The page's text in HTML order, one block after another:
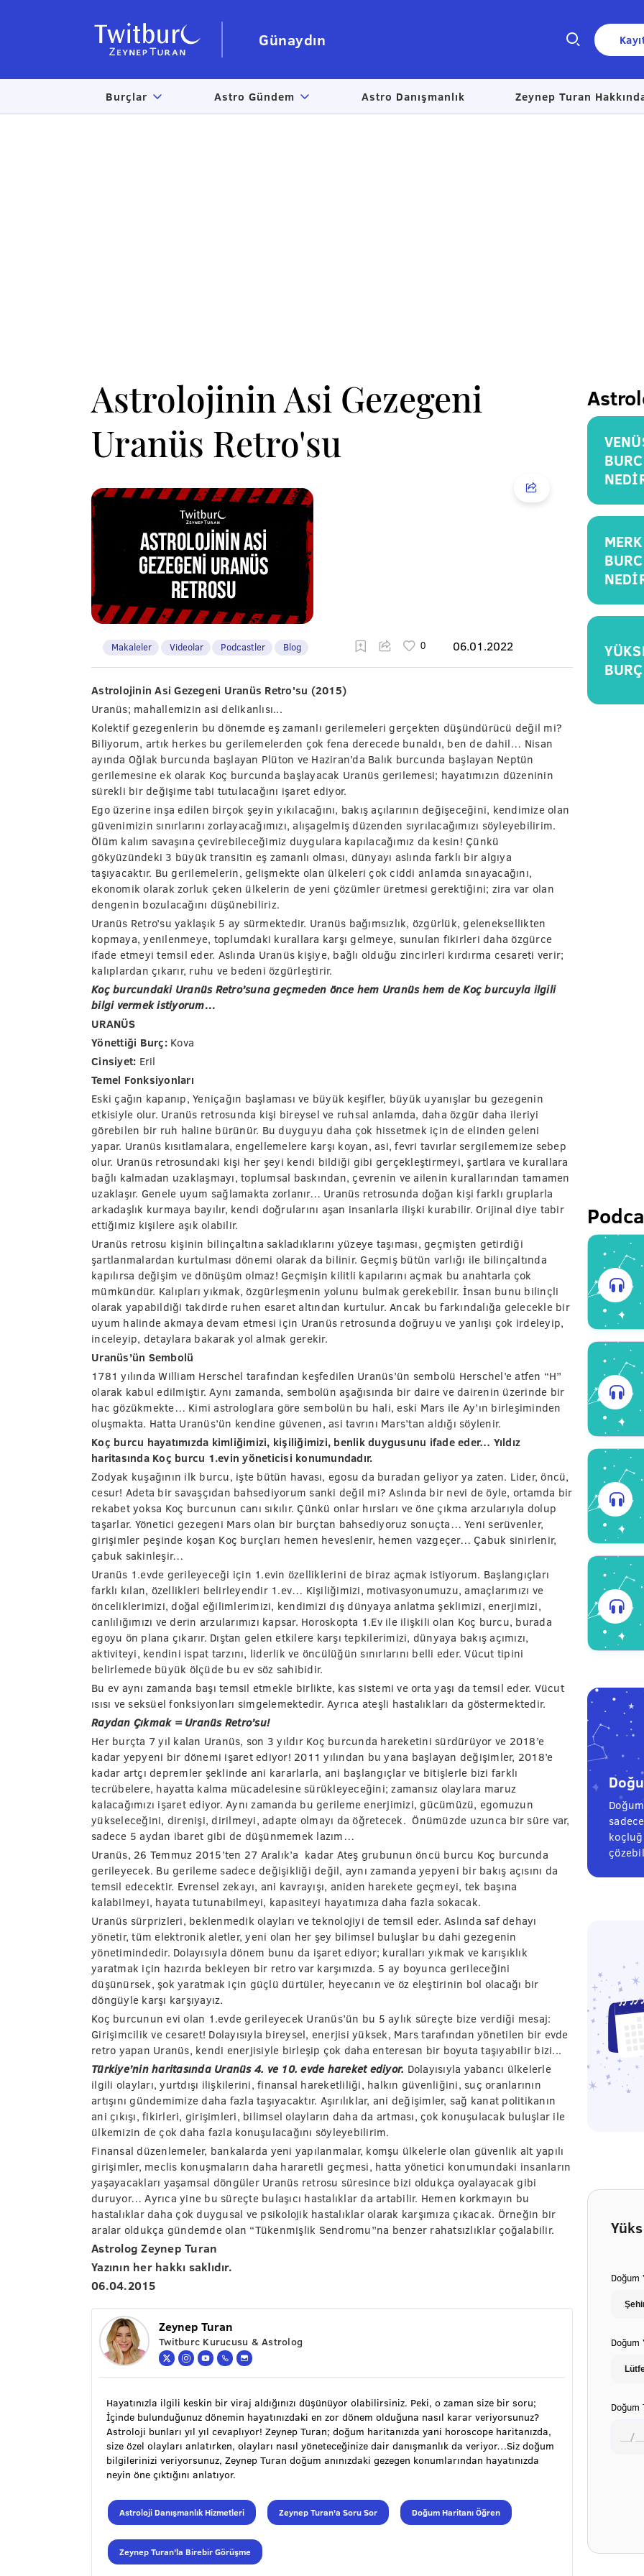
Günaydın
Burçlar Astro Gündem Astro Danışmanlık Zeynep Turan
Astrolojinin Asi Gezegeni
Uranüs Retro'su
Makaleler Videolar Podcastler Blog 06.01.2022
Astrolojinin Asi Gezegeni Uranüs Retro'su (2015)
Uranüs; mahallemizin asi delikanlısı...
Kolektif gezegenlerin bu dönemde eş zamanlı gerilemeleri gerçekten düşündürücü değil mi?
Biliyorum, artık herkes bu gerilemelerden çok fena derecede bunaldı, ben de dahil… Nisan
ayında Oğlak burcunda başlayan Plüton ve Haziran’da Balık burcunda başlayan Neptün
gerilemesine ek olarak Koç burcunda başlayacak Uranüs gerilemesi; hayatımızın düzeninin
sürekli bir değişime tabi tutulacağını işaret ediyor.
Ego üzerine inşa edilen birçok şeyin yıkılacağını, bakış açılarının değişeceğini, kendimize olan
güvenimizin sınırlarını zorlayacağımızı, alışagelmiş düzenden sıyrılacağımızı söyleyebilirim.
Ölüm kalım savaşına çevirebileceğimiz duygulara kapılacağımız da kesin! Çünkü
gökyüzündeki 3 büyük transitin eş zamanlı olması, dünyayı aslında farklı bir algıya
taşıyacaktır. Bu gerilemelerin, gelişmekte olan ülkeleri çok ciddi anlamda sınayacağını,
ekonomik olarak zorluk çeken ülkelerin de yeni çözümler üretmesi gerektiğini; zira var olan
dengenin bozulacağını düşünebiliriz.
Uranüs Retro’su yaklaşık 5 ay sürmektedir. Uranüs bağımsızlık, özgürlük, geleneksellikten
kopmaya, yenilenmeye, toplumdaki kurallara karşı gelmeye, sunulan fikirleri daha özgürce
ifade etmeyi temsil eder. Aslında Uranüs kişiye, bağlı olduğu zincirleri kırdırma cesareti verir;
kalıplardan çıkarır, ruhu ve bedeni özgürleştirir.
Koç burcundaki Uranüs Retro’suna geçmeden önce hem Uranüs hem de Koç burcuyla ilgili
bilgi vermek istiyorum…
URANÜS
Yönettiği Burç: Kova
Cinsiyet: Eril
Temel Fonksiyonları
Eski çağın kapanıp, Yeniçağın başlaması ve büyük keşifler, büyük uyanışlar bu gezegenin
etkisiyle olur. Uranüs retrosunda kişi bireysel ve ruhsal anlamda, daha özgür daha ileriyi
görebilen bir ruh haline bürünür. Bu duyguyu daha çok hissetmek için de elinden geleni
yapar. Uranüs kısıtlamalara, engellemelere karşı koyan, asi, fevri tavırlar sergilememize sebep
olur. Uranüs retrosundaki kişi her şeyi kendi bildiği gibi gerçekleştirmeyi, şartlara ve kurallara
bağlı kalmadan uzaklaşmayı, toplumsal baskından, çevrenin ve ailenin kurallarından tamamen
uzaklaşır. Genele uyum sağlamakta zorlanır… Uranüs retrosunda doğan kişi farklı gruplarla
arkadaşlık kurmaya bayılır, kendi doğrularını aşan insanlarla ilişki kurabilir. Orijinal diye tabir
ettiğimiz kişilere aşık olabilir.
Uranüs retrosu kişinin bilinçaltına sakladıklarını yüzeye taşıması, geçmişten getirdiği
şartlanmalardan kurtulması dönemi olarak da bilinir. Geçmiş bütün varlığı ile bilinçaltında
kapılırsa değişim ve dönüşüm olmaz! Geçmişin kilitli kapılarını açmak bu anahtarla çok
mümkündür. Kalıpları yıkmak, özgürleşmenin yolunu bulmak gerekebilir. İnsan bunu bilinçli
olarak yapabildiği takdirde ruhen esaret altından kurtulur. Ancak bu farkındalığa gelecekle bir
uyum halinde akmaya devam etmesi için Uranüs retrosunda doğruyu ve yanlışı çok irdeleyip,
inceleyip, detaylara bakarak yol almak gerekir.
Uranüs’ün Sembolü
1781 yılında William Herschel tarafından keşfedilen Uranüs’ün sembolü Herschel’e atfen “H”
olarak kabul edilmiştir. Aynı zamanda, sembolün aşağısında bir daire ve dairenin üzerinde bir
hac gözükmekte… Kimi astrologlara göre sembolün bu hali, eski Mars ile Ay’ın birleşiminden
oluşmakta. Hatta Uranüs’ün kendine güvenen, asi tavrını Mars’tan aldığı söylenir.
Koç burcu hayatımızda kimliğimizi, kişiliğimizi, benlik duygusunu ifade eder… Yıldız
haritasında Koç burcu 1.evin yöneticisi konumundadır.
Zodyak kuşağının ilk burcu, işte bütün havası, egosu da buradan geliyor ya zaten. Lider, öncü,
cesur! Adeta bir savaşçıdan bahsediyorum sanki değil mi? Aslında bir nevi de öyle, ortamda bir
rekabet yoksa Koç burcunun canı sıkılır. Çünkü onlar hırsları ve öne çıkma arzularıyla dolup
taşarlar. Yönetici gezegeni Mars olan bir burçtan bahsediyoruz sonuçta… Yeni serüvenler,
girişimler peşinde koşan Koç burçları hemen heveslenir, hemen vazgeçer… Çabuk sinirlenir,
çabuk sakinleşir…
Uranüs 1.evde gerileyeceği için 1.evin özelliklerini de biraz açmak istiyorum. Başlangıçları
farklı kılan, özellikleri belirleyendir 1.ev… Kişiliğimizi, motivasyonumuzu, amaçlarımızı ve
önceliklerimizi, doğal eğilimlerimizi, kendimizi dış dünyaya anlatma şeklimizi, enerjimizi,
canlılığımızı ve derin arzularımızı kapsar. Horoskopta 1.Ev ile ilişkili olan Koç burcu, burada
egoyu ön plana çıkarır. Dıştan gelen etkilere karşı tepkilerimizi, dünyaya bakış açımızı,
aktiviteyi, kendini ispat tarzını, liderlik ve öncülüğün sınırlarını belli eder. Vücut tipini
belirlemede büyük ölçüde bu ev söz sahibidir.
Bu ev aynı zamanda başı temsil etmekle birlikte, kas sistemi ve orta yaşı da temsil eder. Vücut
ısısı ve seksüel fonksiyonları simgelemektedir. Ayrıca ateşli hastalıkları da göstermektedir.
Raydan Çıkmak = Uranüs Retro’su!
Her burçta 7 yıl kalan Uranüs, son 3 yıldır Koç burcunda hareketini sürdürüyor ve 2018’e
kadar yepyeni bir dönemi işaret ediyor! 2011 yılından bu yana başlayan değişimler, 2018’e
kadar artçı depremler şeklinde ani kararlarla, ani başlangıçlar ve bitişlerle bizi farklı
tecrübelere, hayatta kalma mücadelesine sürükleyeceğini; zamansız olaylara maruz
kalacağımızı işaret ediyor. Aynı zamanda bu gerileme enerjimizi, gücümüzü, egomuzun
yükseleceğini, direnişi, dirilmeyi, adapte olmayı da öğretecek. Önümüzde uzunca bir süre var,
sadece 5 aydan ibaret gibi de düşünmemek lazım…
Uranüs, 26 Temmuz 2015’ten 27 Aralık’a kadar Ateş grubunun öncü burcu Koç burcunda
gerileyecek. Bu gerileme sadece değişikliği değil, aynı zamanda yepyeni bir bakış açısını da
temsil edecektir. Evrensel zekayı, ani kavrayışı, aniden harekete geçmeyi, tek başına
kalabilmeyi, hayata tutunabilmeyi, kapasiteyi hayatımıza daha fazla sokacak.
Uranüs sürprizleri, beklenmedik olayları ve teknolojiyi de temsil eder. Aslında saf dehayı
yönetir, tüm elektronik aletler, yeni olan her şey bilimsel buluşlar bu dahi gezegenin
yönetimindedir. Dolayısıyla dönem bunu da işaret ediyor; kuralları yıkmak ve karışıklık
yaratmak için hazırda bekleyen bir retro var karşımızda. 5 ay boyunca gerileceğini
düşünürsek, şok yaratmak için güçlü dürtüler, heyecanın ve öz eleştirinin bol olacağı bir
döngüyle karşı karşıyayız.
Koç burcunun evi olan 1.evde gerileyecek Uranüs’ün bu 5 aylık süreçte bize verdiği mesaj:
Girişimcilik ve cesaret! Dolayısıyla bireysel, enerjisi yüksek, Mars tarafından yönetilen bir evde
retro yapan Uranüs, kendi enerjisiyle birleşip çok daha enteresan bir boyuta taşıyabilir bizi...
Türkiye’nin haritasında Uranüs 4. ve 10. evde hareket ediyor. Dolayısıyla yabancı ülkelerle
ilgili olayları, yurtdışı ilişkilerini, finansal hareketliliği, halkın güvenliğini, suç oranlarının
artışını gündemimize daha fazla taşıyacaktır. Aşırılıklar, ani değişimler, sağ kanat politikanın
ani çıkışı, fikirleri, girişimleri, bilimsel olayların daha da artması, çok konuşulacak buluşlar ile
ülkemizin de çok daha fazla konuşulacağını söyleyebilirim.
Finansal düzenlemeler, bankalarda yeni yapılanmalar, komşu ülkelerle olan güvenlik alt yapılı
girişimler, meclis konuşmaların daha hararetli geçmesi, hatta yönetici konumundaki insanların
yaşayacakları yaşamsal döngüler Uranüs retrosu süresince bizi oldukça oyalayacak gibi
duruyor… Ayrıca yine bu süreçte bulaşıcı hastalıklar da artabilir. Hemen korkmayın bu
hastalıklar daha çok duygusal ve psikolojik hastalıklar olarak karşımıza çıkacak. Örneğin bir
aralar oldukça gündemde olan “Tükenmişlik Sendromu”na benzer rahatsızlıklar çoğalabilir.
AstrologZeynep Turan
Yazının her hakkı saklıdır.
06.04.2015
Zeynep Turan
Twitburc Kurucusu & Astrolog
Hayatınızla ilgili keskin bir viraj aldığınızı düşünüyor olabilirsiniz. Peki, o zaman size bir soru;
İçinde bulunduğunuz dönemin hayatınızdaki en zor dönem olduğuna nasıl karar veriyorsunuz?
Astroloji bunları yıl yıl cevaplıyor! Zeynep Turan; doğum haritanızda yani horoscope haritanızda,
size özel olayları anlatırken, olayları nasıl yöneteceğinize dair danışmanlık da veriyor…Siz doğum
bilgilerinizi veriyorsunuz, Zeynep Turan doğum anınızdaki gezegen konumlarından hayatınızda
neyin öne çıktığını anlatıyor.
Astroloji Danışmanlık Hizmetleri Zeynep Turan'a Soru Sor Doğum Haritanı Öğren
Zeynep Turan'la Birebir Görüşme
BURÇ
Doğum
Doğum
Doğum